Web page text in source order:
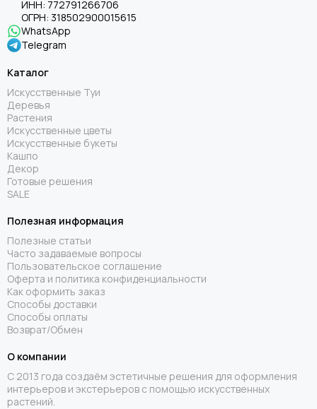
ИНН: 772791266706
ОГРН: 318502900015615
WhatsApp
Telegram
Каталог
Искусственные Туи
Деревья
Растения
Искусственные цветы
Искусственные букеты
Кашпо
Декор
Готовые решения
SALE
Полезная информация
Полезные статьи
Часто задаваемые вопросы
Пользовательское соглашение
Оферта и политика конфиденциальности
Как оформить заказ
Способы доставки
Способы оплаты
Возврат/Обмен
О компании
С 2013 года создаём эстетичные решения для оформления
интерьеров и экстерьеров с помощью искусственных
растений.